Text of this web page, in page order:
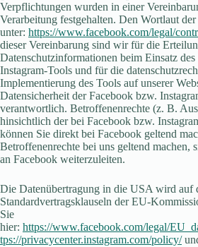
Verpflichtungen wurden in einer
Verarbeitung festgehalten. Den Wortlaut
unter: https://www.facebook.com/legal/
dieser Vereinbarung sind wir für die
Datenschutzinformationen beim Einsatz
Instagram-Tools und für die
Implementierung des Tools auf unserer
Datensicherheit der Facebook bzw.
verantwortlich. Betroffenenrechte (z. B.
hinsichtlich der bei Facebook bzw.
können Sie direkt bei Facebook geltend
Betroffenenrechte bei uns geltend machen,
an Facebook weiterzuleiten.
Die Datenübertragung in die USA wird auf
Standardvertragsklauseln der EU-
Sie
hier: https://www.facebook.com/legal/
tps://privacycenter.instagram.com/policy/